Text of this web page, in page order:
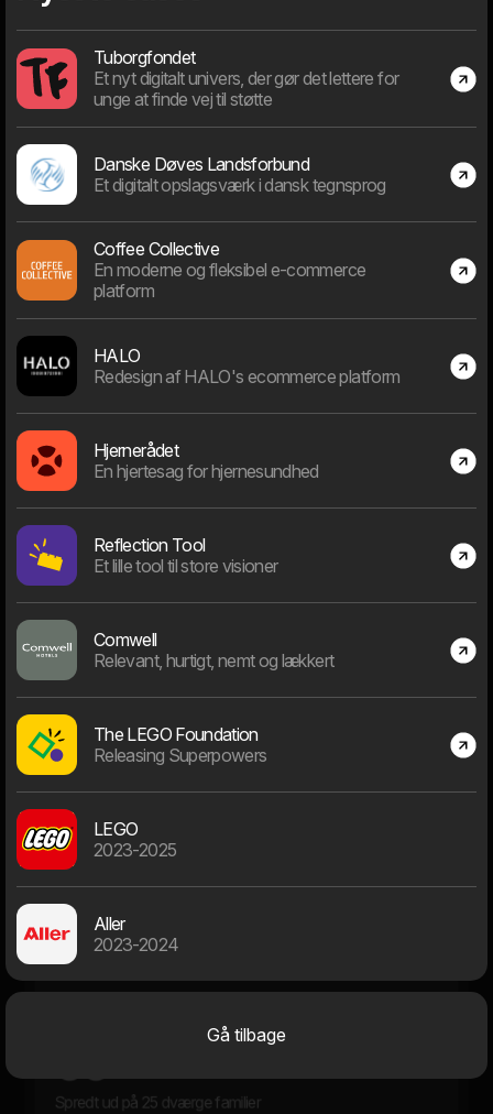
den vigtigste opgave at vælge det rigtige projekt.
Dage "in business"
9717
Dage siden 1. januar 2000
Medarbejdere
69
på Bernhard Bangs Alle, Frederiksberg
Gennemsnitslig dværge alder
28 - 38 år
62%
23% over
Antal dværge børn
69
Spredt ud på 25 dværge familier
Tuborgfondet
Et nyt digitalt univers, der gør det lettere for
unge at finde vej til støtte
Danske Døves Landsforbund
Et digitalt opslagsværk i dansk tegnsprog
Coffee Collective
En moderne og fleksibel e-commerce
platform
HALO
Redesign af HALO's ecommerce platform
Hjernerådet
En hjertesag for hjernesundhed
Reflection Tool
Et lille tool til store visioner
Comwell
Relevant, hurtigt, nemt og lækkert
The LEGO Foundation
Releasing Superpowers
LEGO
2023-2025
Aller
2023-2024
Gå tilbage